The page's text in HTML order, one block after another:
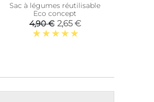
Sac à légumes réutilisable
Eco concept
4,90 € 2,65 €